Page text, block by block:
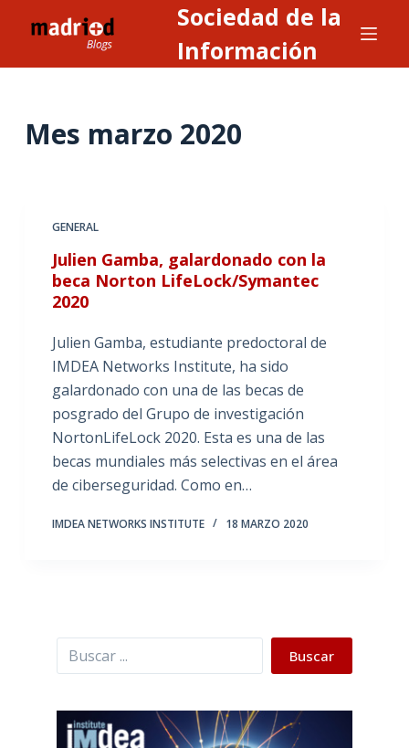
l
Sociedad de la
Información
Mes marzo 2020
GENERAL
Julien Gamba, galardonado con la
beca Norton LifeLock/Symantec
2020
Julien Gamba, estudiante predoctoral de
IMDEA Networks Institute, ha sido
galardonado con una de las becas de
posgrado del Grupo de investigación
NortonLifeLock 2020. Esta es una de las
becas mundiales más selectivas en el área
de ciberseguridad. Como en…
IMDEA NETWORKS INSTITUTE 18 MARZO 2020
Buscar Buscar